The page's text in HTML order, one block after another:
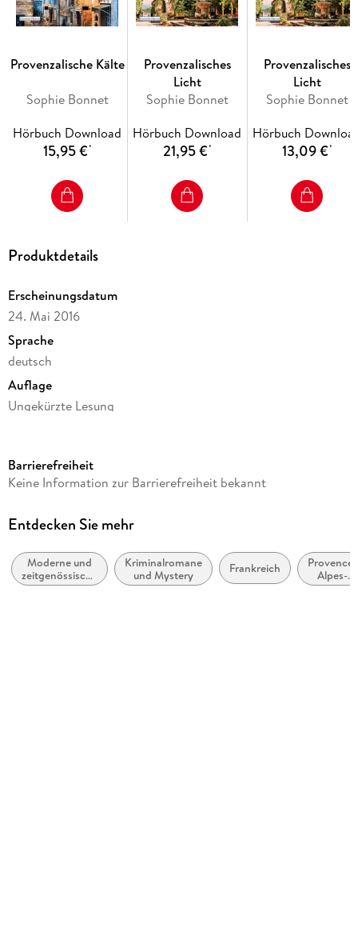
Provenzalische Kälte
Sophie Bonnet
Hörbuch Download
15,95 €*
Provenzalisches
Licht
Sophie Bonnet
Hörbuch Download
21,95 €*
Provenzalisches
Licht
Sophie Bonnet
Hörbuch
13,09 €*
Produktdetails
Erscheinungsdatum
24. Mai 2016
Sprache
deutsch
Auflage
Ungekürzte Lesung
Dateigröße
Laufzeit
Reihe
Pierre Durand, 3
Barrierefreiheit
Keine Information zur Barrierefreiheit bekannt
Entdecken Sie mehr
Moderne und
zeitgenössische
Belletristik:
Kriminalromane
und Mystery
Frankreich
Provence-
Alpes-
Côte